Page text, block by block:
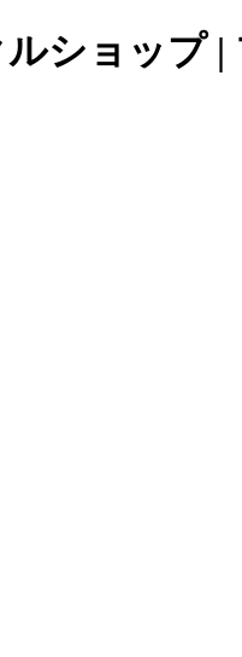
ショップ |